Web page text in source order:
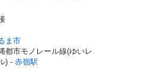
ま市
都市モノレール線(ゆいレ
) - 赤嶺駅